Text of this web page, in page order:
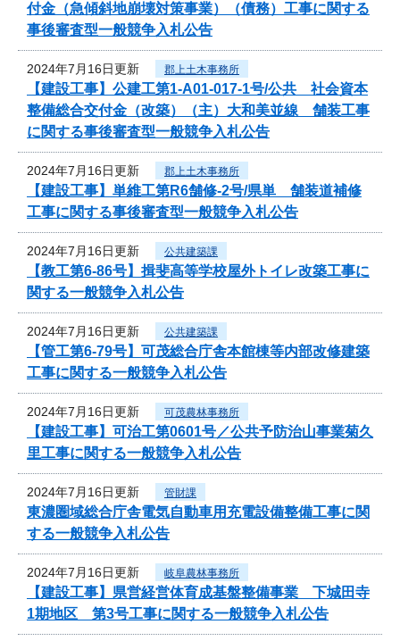
付金（急傾斜地崩壊対策事業）（債務）工事に関する
事後審査型一般競争入札公告
2024年7月16日更新 郡上土木事務所
【建設工事】公建工第1-A01-017-1号/公共 社会資本
整備総合交付金（改築）（主）大和美並線 舗装工事
に関する事後審査型一般競争入札公告
2024年7月16日更新 郡上土木事務所
【建設工事】単維工第R6舗修-2号/県単 舗装道補修
工事に関する事後審査型一般競争入札公告
2024年7月16日更新 公共建築課
【教工第6-86号】揖斐高等学校屋外トイレ改築工事に
関する一般競争入札公告
2024年7月16日更新 公共建築課
【管工第6-79号】可茂総合庁舎本館棟等内部改修建築
工事に関する一般競争入札公告
2024年7月16日更新 可茂農林事務所
【建設工事】可治工第0601号／公共予防治山事業菊久
里工事に関する一般競争入札公告
2024年7月16日更新 管財課
東濃圏域総合庁舎電気自動車用充電設備整備工事に関
する一般競争入札公告
2024年7月16日更新 岐阜農林事務所
【建設工事】県営経営体育成基盤整備事業 下城田寺
1期地区 第3号工事に関する一般競争入札公告